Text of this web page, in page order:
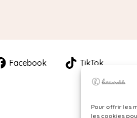
Pour offrir les
les cookies
Facebook TikTok